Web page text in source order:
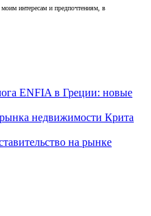
интересам и предпочтениям, в
ENFIA в Греции: новые
недвижимости Крита
на рынке